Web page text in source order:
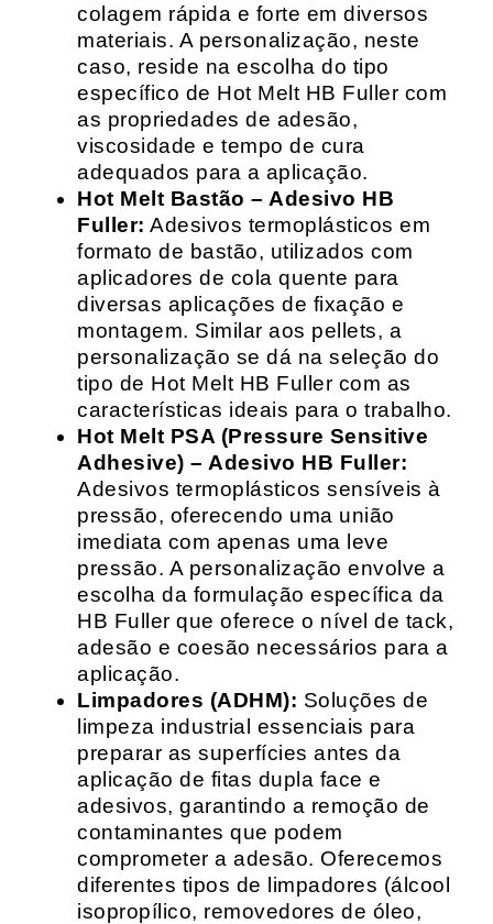
colagem rápida e forte em diversos
materiais. A personalização, neste
caso, reside na escolha do tipo
específico de Hot Melt HB Fuller com
as propriedades de adesão,
viscosidade e tempo de cura
adequados para a aplicação.
Hot Melt Bastão – Adesivo HB
Fuller: Adesivos termoplásticos em
formato de bastão, utilizados com
aplicadores de cola quente para
diversas aplicações de fixação e
montagem. Similar aos pellets, a
personalização se dá na seleção do
tipo de Hot Melt HB Fuller com as
características ideais para o trabalho.
Hot Melt PSA (Pressure Sensitive
Adhesive) – Adesivo HB Fuller:
Adesivos termoplásticos sensíveis à
pressão, oferecendo uma união
imediata com apenas uma leve
pressão. A personalização envolve a
escolha da formulação específica da
HB Fuller que oferece o nível de tack,
adesão e coesão necessários para a
aplicação.
Limpadores (ADHM): Soluções de
limpeza industrial essenciais para
preparar as superfícies antes da
aplicação de fitas dupla face e
adesivos, garantindo a remoção de
contaminantes que podem
comprometer a adesão. Oferecemos
diferentes tipos de limpadores (álcool
isopropílico, removedores de óleo,